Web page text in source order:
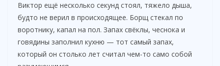
Виктор ещё несколько секунд стоял, тяжело дыша,
будто не верил в происходящее. Борщ стекал по
воротнику, капал на пол. Запах свёклы, чеснока и
говядины заполнил кухню — тот самый запах,
который он столько лет считал чем-то само собой